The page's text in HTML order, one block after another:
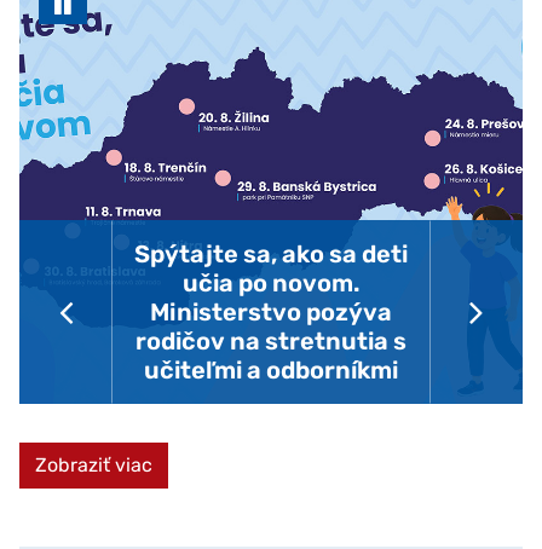
Spýtajte sa, ako sa deti
učia po novom.
Ministerstvo pozýva
rodičov na stretnutia s
učiteľmi a odborníkmi
30.07.2026
Predchádzajúca správa
Zobraziť viac